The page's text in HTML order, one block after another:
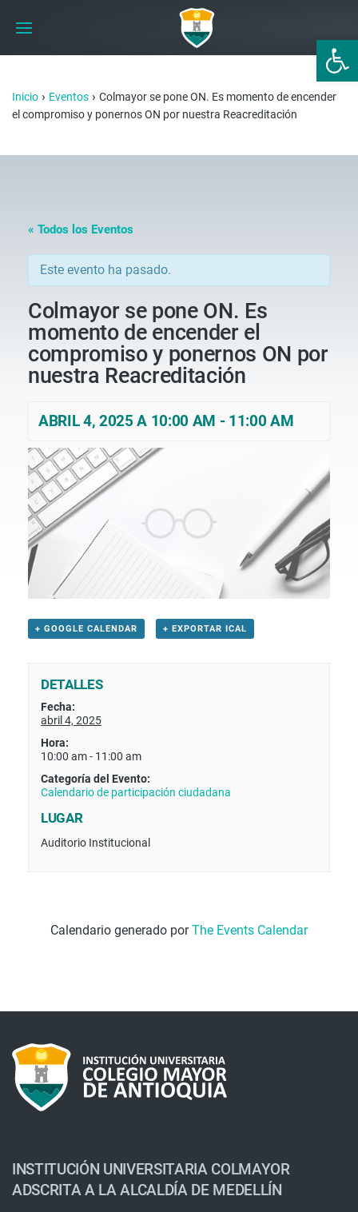
Abrir
Inicio › Eventos › Colmayor se pone ON. Es momento de encender
el compromiso y ponernos ON por nuestra Reacreditación
« Todos los Eventos
Este evento ha pasado.
Colmayor se pone ON. Es
momento de encender el
compromiso y ponernos ON por
nuestra Reacreditación
ABRIL 4, 2025 A 10:00 AM - 11:00 AM
+ GOOGLE CALENDAR + EXPORTAR ICAL
DETALLES
Fecha:
abril 4, 2025
Hora:
10:00 am - 11:00 am
Categoría del Evento:
Calendario de participación ciudadana
LUGAR
Auditorio Institucional
Calendario generado porThe Events Calendar
INSTITUCIÓN UNIVERSITARIA COLMAYOR
ADSCRITA A LA ALCALDÍA DE MEDELLÍN